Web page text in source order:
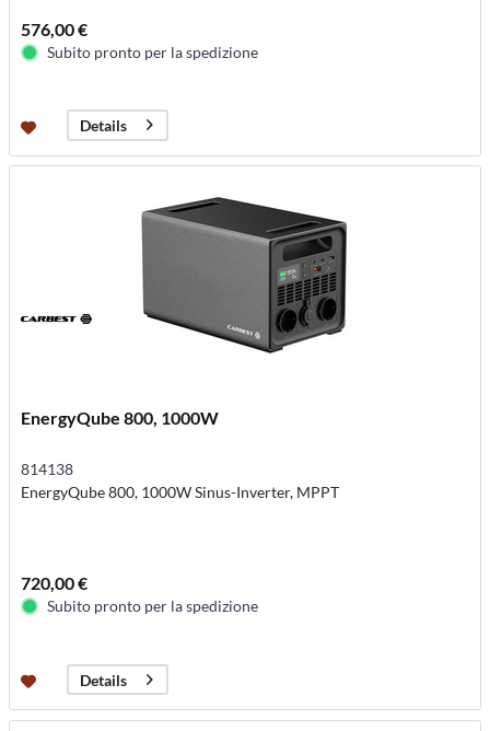
576,00 €
Subito pronto per la spedizione
Details
EnergyQube 800, 1000W
814138
EnergyQube 800, 1000W Sinus-Inverter, MPPT
720,00 €
Subito pronto per la spedizione
Details